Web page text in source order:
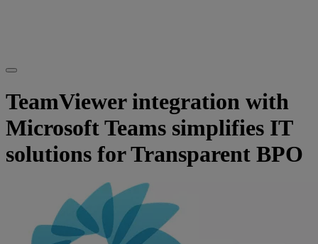
TeamViewer integration with
Microsoft Teams simplifies IT
solutions for Transparent BPO